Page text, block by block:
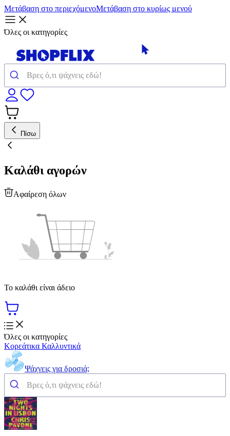
Μετάβαση στο περιεχόμενοΜετάβαση στο κυρίως μενού
Όλες οι κατηγορίες
Πίσω
Καλάθι αγορών
Αφαίρεση όλων
Το καλάθι είναι άδειο
Όλες οι κατηγορίες
Κορεάτικα Καλλυντικά
Ψάχνεις για δροσιά;